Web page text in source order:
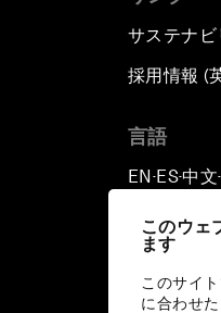
このウェ
ます
このサイ
に合わせ
サステナ
採用情報 (
言語
EN ▪ ES▪中文▪